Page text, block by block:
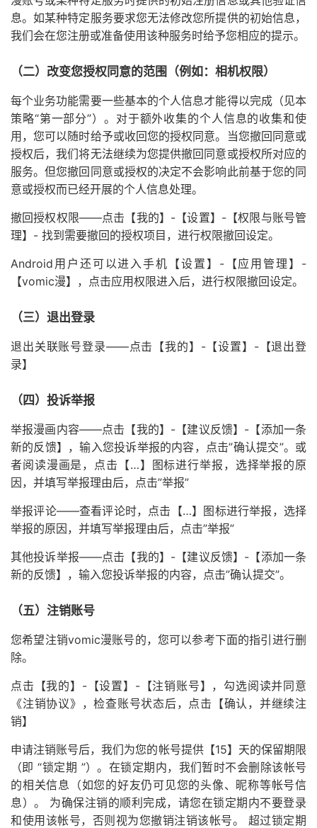
息。如某种特定服务要求您无法修改您所提供的初始信息，
我们会在您注册或准备使用该种服务时给予您相应的提示。
（二）改变您授权同意的范围（例如：相机权限）
每个业务功能需要一些基本的个人信息才能得以完成（见本
策略“第一部分”）。对于额外收集的个人信息的收集和使
用，您可以随时给予或收回您的授权同意。当您撤回同意或
授权后，我们将无法继续为您提供撤回同意或授权所对应的
服务。但您撤回同意或授权的决定不会影响此前基于您的同
意或授权而已经开展的个人信息处理。
撤回授权权限——点击【我的】-【设置】-【权限与账号管
理】- 找到需要撤回的授权项目，进行权限撤回设定。
Android用户还可以进入手机【设置】-【应用管理】-
【vomic漫】，点击应用权限进入后，进行权限撤回设定。
（三）退出登录
退出关联账号登录——点击【我的】-【设置】-【退出登
录】
（四）投诉举报
举报漫画内容——点击【我的】-【建议反馈】-【添加一条
新的反馈】，输入您投诉举报的内容，点击”确认提交”。或
者阅读漫画是，点击【…】图标进行举报，选择举报的原
因，并填写举报理由后，点击”举报”
举报评论——查看评论时，点击【…】图标进行举报，选择
举报的原因，并填写举报理由后，点击”举报”
其他投诉举报——点击【我的】-【建议反馈】-【添加一条
新的反馈】，输入您投诉举报的内容，点击”确认提交”。
（五）注销账号
您希望注销vomic漫账号的，您可以参考下面的指引进行删
除。
点击【我的】-【设置】-【注销账号】，勾选阅读并同意
《注销协议》，检查账号状态后，点击【确认，并继续注
销】
申请注销账号后，我们为您的帐号提供【15】天的保留期限
（即 “锁定期 ”）。在锁定期内，我们暂时不会删除该帐号
的相关信息（如您的好友仍可见您的头像、昵称等帐号信
息）。 为确保注销的顺利完成，请您在锁定期内不要登录
和使用该帐号，否则视为您撤销注销该帐号。 超过锁定期